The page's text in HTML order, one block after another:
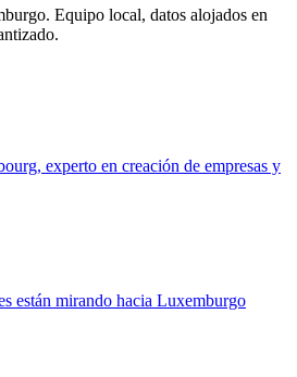
Equipo local, datos alojados en
experto en creación de empresas y
están mirando hacia Luxemburgo